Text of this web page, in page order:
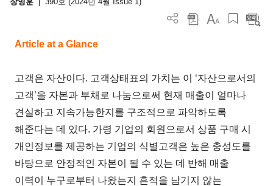
Article at a Glance
고객은 자산이다. 고객상태표의 가치는 이 ‘자산으로서의
고객’을 자본과 부채로 나눔으로써 현재 매출이 얼마나
견실하고 지속가능한지를 구조적으로 파악하도록
해준다는 데 있다. 가령 기업의 회원으로서 상품 구매 시
개인정보를 제공하는 기업의 식별고객은 높은 충성도를
바탕으로 안정적인 자본이 될 수 있는 데 반해 매출
이력이 누구로부터 나왔는지 흔적을 남기지 않는